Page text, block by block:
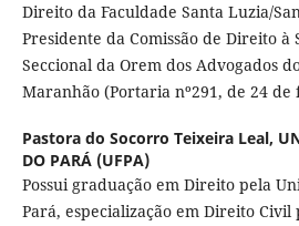
Direito da Faculdade Santa Luzia/
Presidente da Comissão de Direito à
Seccional da Orem dos Advogados
Maranhão (Portaria nº291, de 24 de
Pastora do Socorro Teixeira Leal,
DO PARÁ (UFPA)
Possui graduação em Direito pela
Pará, especialização em Direito